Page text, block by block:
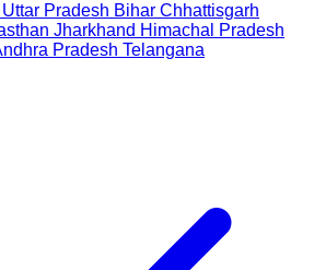
Uttar Pradesh Bihar Chhattisgarh
Jharkhand Himachal Pradesh
Pradesh Telangana